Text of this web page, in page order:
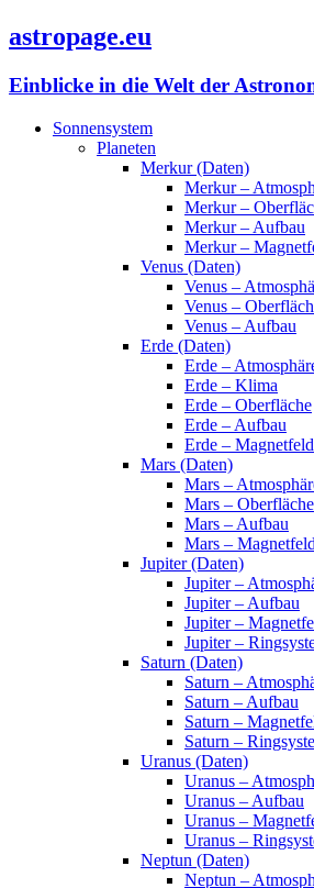
astropage.eu
Einblicke in die Welt der
Sonnensystem
Planeten
Merkur (Daten)
Merkur –
Merkur –
Merkur – Aufbau
Merkur –
Venus (Daten)
Venus –
Venus –
Venus – Aufbau
Erde (Daten)
Erde –
Erde – Klima
Erde – Oberfläche
Erde – Aufbau
Erde – Magnetfeld
Mars (Daten)
Mars –
Mars – Oberfläche
Mars – Aufbau
Mars – Magnetfeld
Jupiter (Daten)
Jupiter –
Jupiter – Aufbau
Jupiter –
Jupiter –
Saturn (Daten)
Saturn –
Saturn – Aufbau
Saturn –
Saturn –
Uranus (Daten)
Uranus –
Uranus – Aufbau
Uranus –
Uranus –
Neptun (Daten)
Neptun –